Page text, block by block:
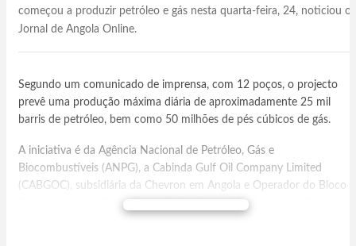
começou a produzir petróleo e gás nesta quarta-feira, 24, noticiou o
Jornal de Angola Online.
Segundo um comunicado de imprensa, com 12 poços, o projecto
prevê uma produção máxima diária de aproximadamente 25 mil
barris de petróleo, bem como 50 milhões de pés cúbicos de gás.
A iniciativa é da Agência Nacional de Petróleo, Gás e
Biocombustíveis (ANPG), a Cabinda Gulf Oil Company Limited
(CABGOC), subsidiária da Chevron em Angola e Operador do Bloco
0 e parceiros do Grupo Empreiteiro, do qual fazem parte a Sonangol